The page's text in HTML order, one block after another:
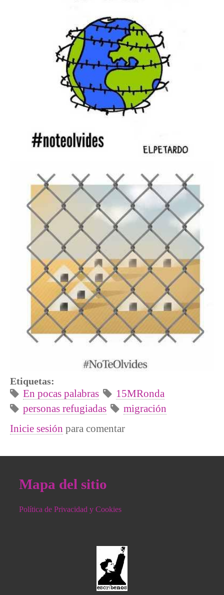
Etiquetas:
En pocas palabras
15MRonda
personas refugiadas
migración
Inicie sesión para comentar
Mapa del sitio
Política de Privacidad y Cookies